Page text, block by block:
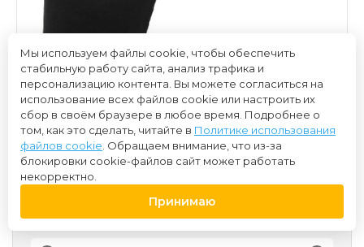
9 700 ₽
Мы используем файлы cookie, чтобы обеспечить
стабильную работу сайта, анализ трафика и
персонализацию контента. Вы можете согласиться на
использование всех файлов cookie или настроить их
сбор в своём браузере в любое время. Подробнее о
том, как это сделать, читайте в Политике использования
файлов cookie . Обращаем внимание, что из-за
блокировки cookie-файлов сайт может работать
некорректно.
Принимаю